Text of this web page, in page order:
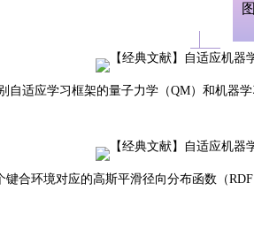
适应学习框架的量子力学（QM）和机器学
键合环境对应的高斯平滑径向分布函数（RDF